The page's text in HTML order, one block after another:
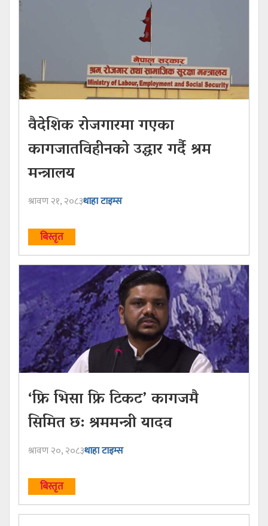
वैदेशिक रोजगारमा गएका
कागजातविहीनको उद्धार गर्दै श्रम
मन्त्रालय
श्रावण २१, २०८३थाहा टाइम्स
बिस्तृत
‘फ्रि भिसा फ्रि टिकट’ कागजमै
सिमित छ: श्रममन्त्री यादव
श्रावण २०, २०८३थाहा टाइम्स
बिस्तृत